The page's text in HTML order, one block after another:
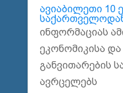
ავიაბილეთი 10
ინფორმაციას
ეკონომიკისა
განვითარების
ავრცელებს